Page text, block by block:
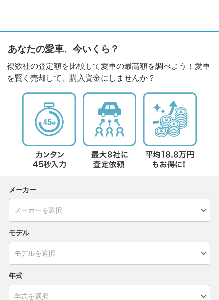
あなたの愛車、今いくら？
複数社の査定額を比較して愛車の最高額を調べよう！愛車
を賢く売却して、購入資金にしませんか？
メーカー
モデル
年式